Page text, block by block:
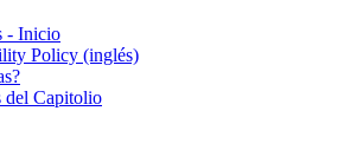
- Inicio
Policy (inglés)
del Capitolio